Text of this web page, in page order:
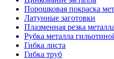
Порошковая покраска
Латунные заготовки
Плазменная резка металла
Рубка металла
Гибка листа
Гибка труб